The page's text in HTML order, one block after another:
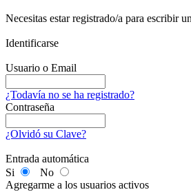
Necesitas estar registrado/a para escribir
Identificarse
Usuario o Email
¿Todavía no se ha registrado?
Contraseña
¿Olvidó su Clave?
Entrada automática
Si
No
Agregarme a los usuarios activos